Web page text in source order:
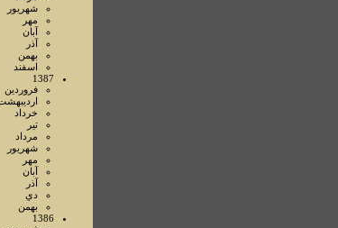
شهريور
مهر
آبان
آذر
بهمن
اسفند
1387
فروردين
خرداد
تير
مرداد
شهريور
مهر
آبان
آذر
دي
بهمن
1386